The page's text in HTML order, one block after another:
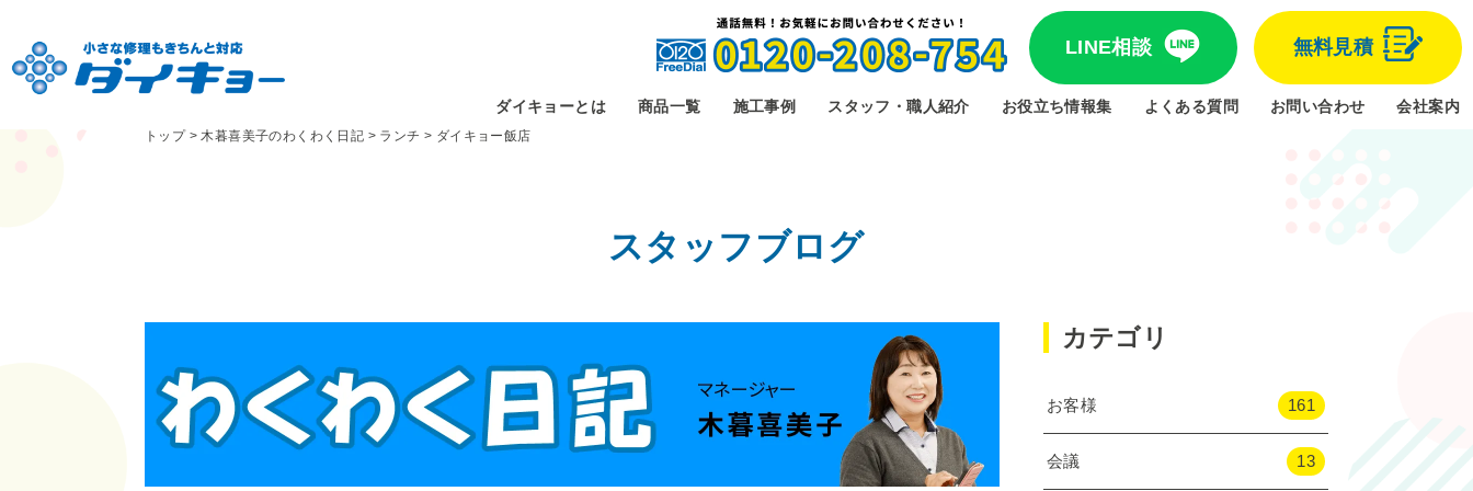
LINE相談 無料見積
ダイキョーとは 商品一覧 施工事例 スタッフ・職人紹介 お役立ち情報集 よくある質問 お問い合わせ 会社案内
トップ>木暮喜美子のわくわく日記 > ランチ > ダイキョー飯店
スタッフブログ
カテゴリ
お客様 161
会議 13